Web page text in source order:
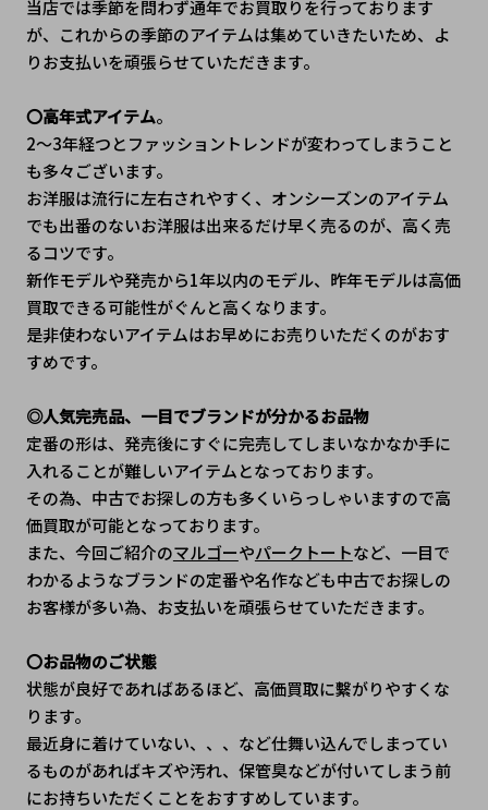
当店では季節を問わず通年でお買取りを行っております
が、これからの季節のアイテムは集めていきたいため、よ
りお支払いを頑張らせていただきます。
〇高年式アイテム。
2～3年経つとファッショントレンドが変わってしまうこと
も多々ございます。
お洋服は流行に左右されやすく、オンシーズンのアイテム
でも出番のないお洋服は出来るだけ早く売るのが、高く売
るコツです。
新作モデルや発売から1年以内のモデル、昨年モデルは高価
買取できる可能性がぐんと高くなります。
是非使わないアイテムはお早めにお売りいただくのがおす
すめです。
◎人気完売品、一目でブランドが分かるお品物
定番の形は、発売後にすぐに完売してしまいなかなか手に
入れることが難しいアイテムとなっております。
その為、中古でお探しの方も多くいらっしゃいますので高
価買取が可能となっております。
また、今回ご紹介のマルゴーやパークトートなど、一目で
わかるようなブランドの定番や名作なども中古でお探しの
お客様が多い為、お支払いを頑張らせていただきます。
〇お品物のご状態
状態が良好であればあるほど、高価買取に繫がりやすくな
ります。
最近身に着けていない、、、など仕舞い込んでしまってい
るものがあればキズや汚れ、保管臭などが付いてしまう前
にお持ちいただくことをおすすめしています。